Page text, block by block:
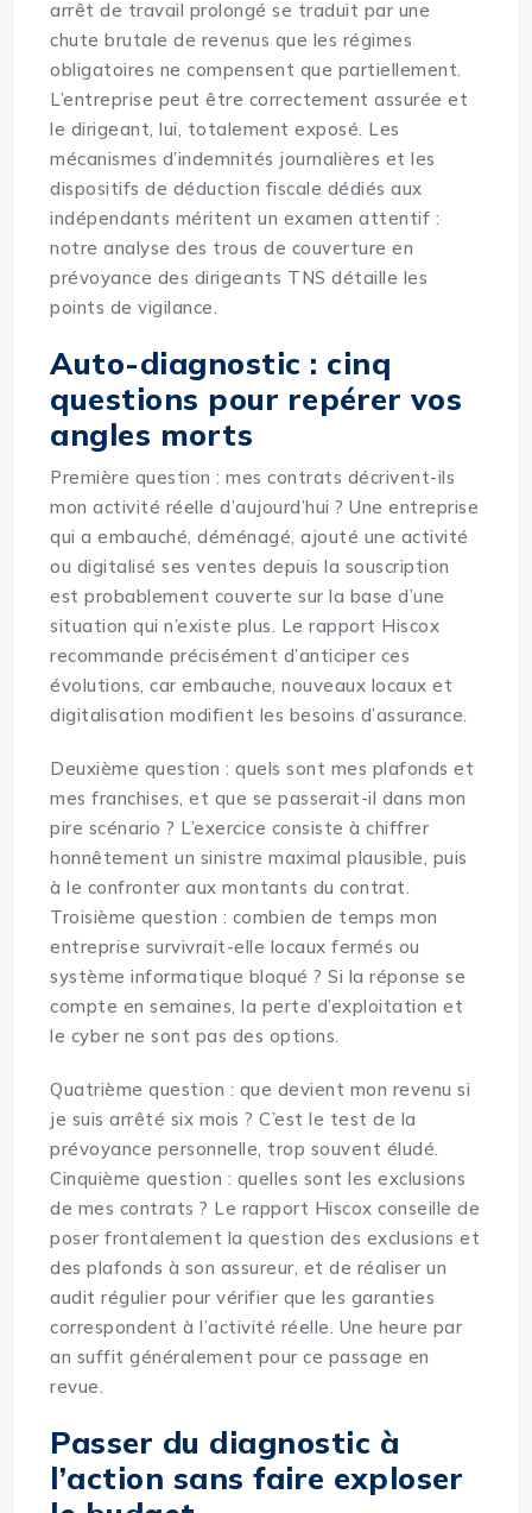
arrêt de travail prolongé se traduit par une
chute brutale de revenus que les régimes
obligatoires ne compensent que partiellement.
L’entreprise peut être correctement assurée et
le dirigeant, lui, totalement exposé. Les
mécanismes d’indemnités journalières et les
dispositifs de déduction fiscale dédiés aux
indépendants méritent un examen attentif :
notre analyse des trous de couverture en
prévoyance des dirigeants TNS détaille les
points de vigilance.
Auto-diagnostic : cinq
questions pour repérer vos
angles morts
Première question : mes contrats décrivent-ils
mon activité réelle d’aujourd’hui ? Une entreprise
qui a embauché, déménagé, ajouté une activité
ou digitalisé ses ventes depuis la souscription
est probablement couverte sur la base d’une
situation qui n’existe plus. Le rapport Hiscox
recommande précisément d’anticiper ces
évolutions, car embauche, nouveaux locaux et
digitalisation modifient les besoins d’assurance.
Deuxième question : quels sont mes plafonds et
mes franchises, et que se passerait-il dans mon
pire scénario ? L’exercice consiste à chiffrer
honnêtement un sinistre maximal plausible, puis
à le confronter aux montants du contrat.
Troisième question : combien de temps mon
entreprise survivrait-elle locaux fermés ou
système informatique bloqué ? Si la réponse se
compte en semaines, la perte d’exploitation et
le cyber ne sont pas des options.
Quatrième question : que devient mon revenu si
je suis arrêté six mois ? C’est le test de la
prévoyance personnelle, trop souvent éludé.
Cinquième question : quelles sont les exclusions
de mes contrats ? Le rapport Hiscox conseille de
poser frontalement la question des exclusions et
des plafonds à son assureur, et de réaliser un
audit régulier pour vérifier que les garanties
correspondent à l’activité réelle. Une heure par
an suffit généralement pour ce passage en
revue.
Passer du diagnostic à
l’action sans faire exploser